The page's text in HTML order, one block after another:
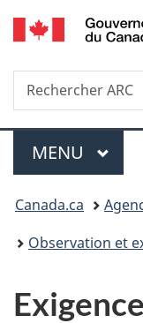
Recherche
Rechercher
ARC
Menu
MENU
Vous
êtes
Canada.ca
Observation et